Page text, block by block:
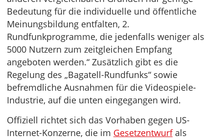
Bedeutung für die individuelle und öffentliche
Meinungsbildung entfalten, 2.
Rundfunkprogramme, die jedenfalls weniger als
5000 Nutzern zum zeitgleichen Empfang
angeboten werden.“ Zusätzlich gibt es die
Regelung des „Bagatell-Rundfunks“ sowie
befremdliche Ausnahmen für die Videospiele-
Industrie, auf die unten eingegangen wird.
Offiziell richtet sich das Vorhaben gegen US-
Internet-Konzerne, die im Gesetzentwurfals